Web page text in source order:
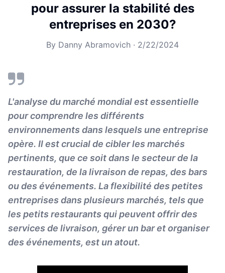
pour assurer la stabilité des
entreprises en 2030?
By Danny Abramovich · 2/22/2024
L'analyse du marché mondial est essentielle
pour comprendre les différents
environnements dans lesquels une entreprise
opère. Il est crucial de cibler les marchés
pertinents, que ce soit dans le secteur de la
restauration, de la livraison de repas, des bars
ou des événements. La flexibilité des petites
entreprises dans plusieurs marchés, tels que
les petits restaurants qui peuvent offrir des
services de livraison, gérer un bar et organiser
des événements, est un atout.